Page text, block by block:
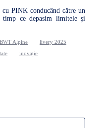
PINK conducând către un
ce depasim limitele și
BWT Alpine
livery 2025
inovație